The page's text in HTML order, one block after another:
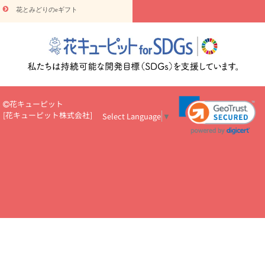
え・お悔やみ・7000円～
365日の誕生花カレンダー
いのマナー
定年退職祝いのマナー
お祝いを贈るときのマナー・
花キューピットのお祝いコラム一覧
誕生日のお花を「色
彩心理学」で選ぶ方法
結婚祝いの予算相場
出産祝いお役立ち情
報
転職祝いのマナー基礎知識
ペットのお祝いワンポイントアド
お見舞いのマナーとル
ール
新築引っ越し祝いコラム お祝い花のマナー総まとめ
職
場上司や先輩へ贈るお祝い花の正解は？
開店祝いの花 選び方ガイ
あり)
花キューピット×専門家
CO2排出量削減 / SDGsを考える
花とみどりのeギフト
花キューピット
[花キューピット株式会社] Select Language ▼